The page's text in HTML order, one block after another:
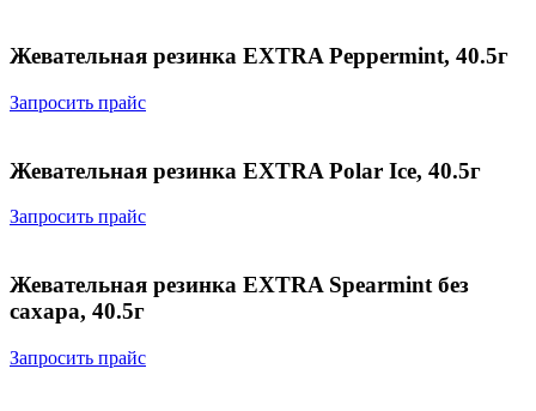
Жевательная резинка EXTRA Peppermint, 40.5г
Запросить прайс
Жевательная резинка EXTRA Polar Ice, 40.5г
Запросить прайс
Жевательная резинка EXTRA Spearmint без
сахара, 40.5г
Запросить прайс